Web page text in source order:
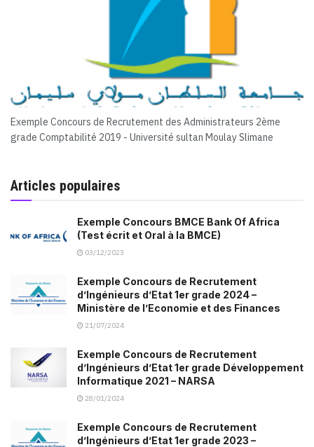
Exemple Concours de Recrutement des Administrateurs 2ème
grade Comptabilité 2019 - Université sultan Moulay Slimane
Articles populaires
Exemple Concours BMCE Bank Of Africa
(Test écrit et Oral à la BMCE)
03/12/2023
Exemple Concours de Recrutement
d’Ingénieurs d’Etat 1er grade 2024 –
Ministère de l’Economie et des Finances
21/07/2024
Exemple Concours de Recrutement
d’Ingénieurs d’Etat 1er grade Développement
Informatique 2021 – NARSA
28/01/2024
Exemple Concours de Recrutement
d’Ingénieurs d’Etat 1er grade 2023 –